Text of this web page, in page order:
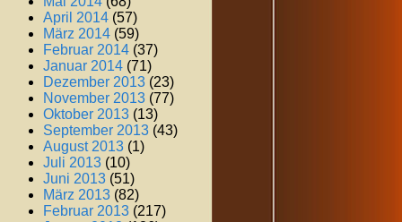
April 2014 (57)
März 2014 (59)
Februar 2014 (37)
Januar 2014 (71)
Dezember 2013 (23)
November 2013 (77)
Oktober 2013 (13)
September 2013 (43)
August 2013 (1)
Juli 2013 (10)
Juni 2013 (51)
März 2013 (82)
Februar 2013 (217)